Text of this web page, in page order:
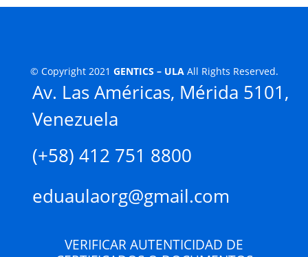
© Copyright 2021 GENTICS – ULAAll Rights Reserved.
Av. Las Américas, Mérida 5101,
Venezuela
(+58) 412 751 8800
eduaulaorg@gmail.com
VERIFICAR AUTENTICIDAD DE